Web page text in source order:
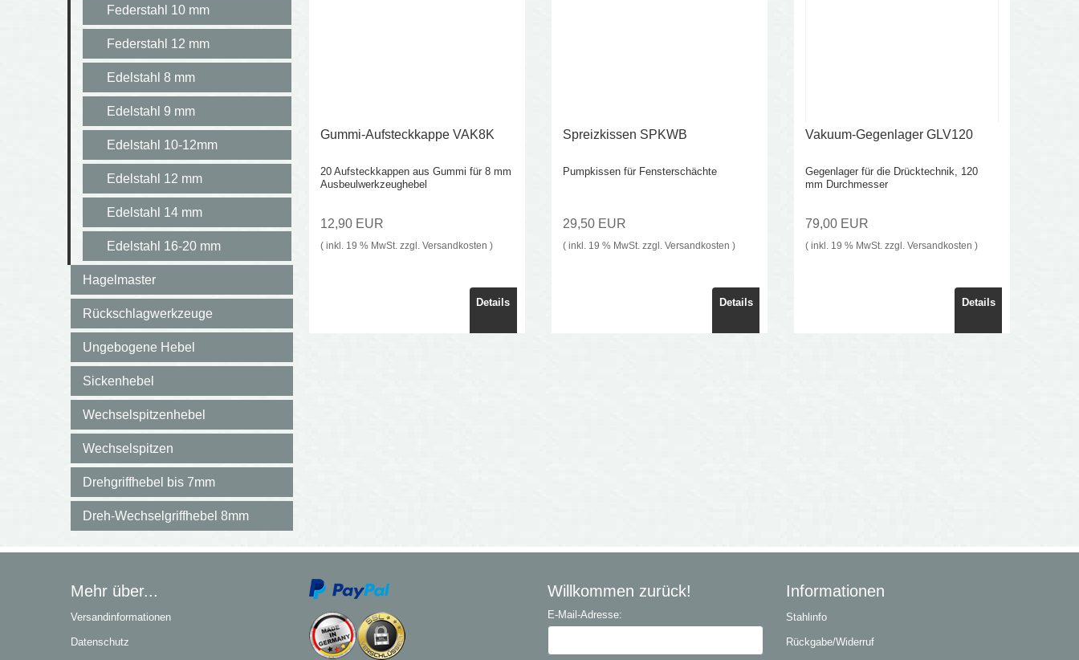
Federstahl 10 mm
Federstahl 12 mm
Edelstahl 8 mm
Edelstahl 9 mm
Edelstahl 10-12mm
Edelstahl 12 mm
Edelstahl 14 mm
Edelstahl 16-20 mm
Hagelmaster
Rückschlagwerkzeuge
Ungebogene Hebel
Sickenhebel
Wechselspitzenhebel
Wechselspitzen
Drehgriffhebel bis 7mm
Dreh-Wechselgriffhebel 8mm
Gummi-Aufsteckkappe VAK8K
20 Aufsteckkappen aus Gummi für 8 mm
Ausbeulwerkzeughebel
12,90 EUR
( inkl. 19 % MwSt. zzgl. Versandkosten )
Details
Spreizkissen SPKWB
Pumpkissen für Fensterschächte
29,50 EUR
( inkl. 19 % MwSt. zzgl.Versandkosten )
Details
Vakuum-Gegenlager GLV120
Gegenlager für die Drücktechnik, 120
mm Durchmesser
79,00 EUR
( inkl. 19 % MwSt. zzgl.Versandkosten )
Details
Mehr über...
Versandinformationen
Datenschutz
Willkommen zurück!
E-Mail-Adresse:
Informationen
Stahlinfo
Rückgabe/Widerruf